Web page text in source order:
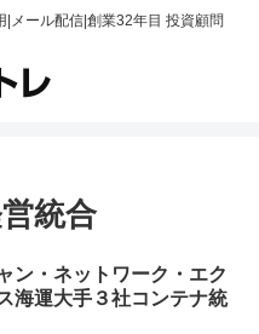
メール配信|創業32年目 投資顧問
統合
ン・ネットワーク・エク
海運大手３社コンテナ統